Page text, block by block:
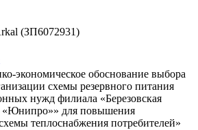
(ЗП6072931)
экономическое обоснование выбора
схемы резервного питания
нужд филиала «Березовская
для повышения
теплоснабжения потребителей»